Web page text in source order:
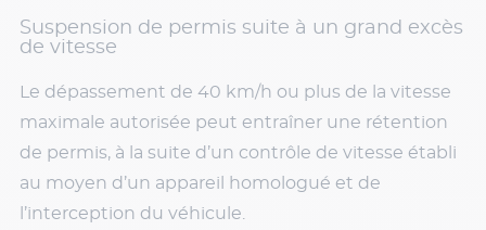
Suspension de permis suite à un grand excès
de vitesse
Le dépassement de 40 km/h ou plus de la vitesse
maximale autorisée peut entraîner une rétention
de permis, à la suite d’un contrôle de vitesse établi
au moyen d’un appareil homologué et de
l’interception du véhicule.